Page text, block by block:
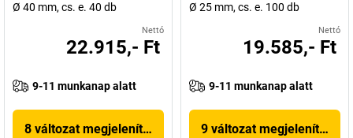
Ø 40 mm, cs. e. 40 db
Nettó
22.915,- Ft
9-11 munkanap alatt
8 változat megjelenítése
Ø 25 mm, cs. e. 100 db
Nettó
19.585,- Ft
9-11 munkanap alatt
9 változat megjelenítése